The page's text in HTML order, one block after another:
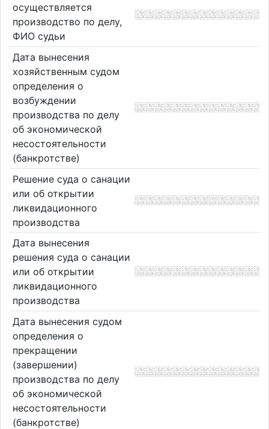
осуществляется
производство по делу,
ФИО судьи
Дата вынесения
хозяйственным судом
определения о
возбуждении
производства по делу
об экономической
несостоятельности
(банкротстве)
Решение суда о санации
или об открытии
ликвидационного
производства
Дата вынесения
решения суда о санации
или об открытии
ликвидационного
производства
Дата вынесения судом
определения о
прекращении
(завершении)
производства по делу
об экономической
несостоятельности
(банкротстве)